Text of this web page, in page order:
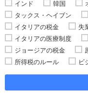
インド
韓国
タックス・ヘイブン
イタリアの税金
失
イタリアの医療制度
ジョージアの税金
所得税のルール
ビ